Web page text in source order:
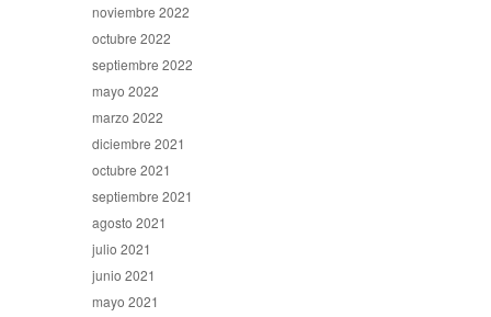
noviembre 2022
octubre 2022
septiembre 2022
mayo 2022
marzo 2022
diciembre 2021
octubre 2021
septiembre 2021
agosto 2021
julio 2021
junio 2021
mayo 2021